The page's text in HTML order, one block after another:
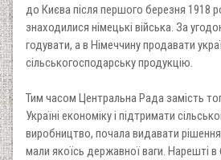
до Києва після першого березня 1918
знаходилися німецькі війська. За
годувати, а в Німеччину продавати
сільськогосподарську продукцію.
Тим часом Центральна Рада замість
Україні економіку і підтримати
виробництво, почала видавати
мали якоїсь державної ваги. Нарешті в